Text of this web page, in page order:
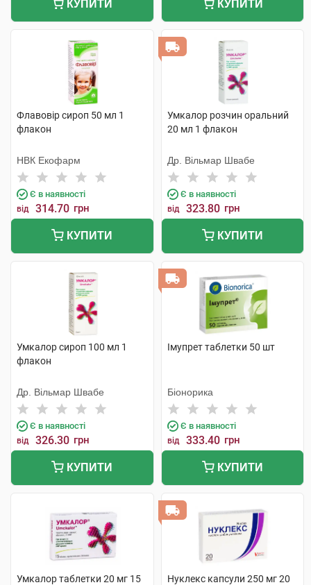
КУПИТИ КУПИТИ
Флавовір сироп 50 мл 1
флакон
НВК Екофарм
Є в наявності
від 314.70 грн
КУПИТИ
Умкалор розчин оральний
20 мл 1 флакон
Др. Вільмар Швабе
Є в наявності
від 323.80 грн
КУПИТИ
Умкалор сироп 100 мл 1
флакон
Др. Вільмар Швабе
Є в наявності
від 326.30 грн
КУПИТИ
Імупрет таблетки 50 шт
Біонорика
Є в наявності
від 333.40 грн
КУПИТИ
Умкалор таблетки 20 мг 15
Нуклекс капсули 250 мг 20